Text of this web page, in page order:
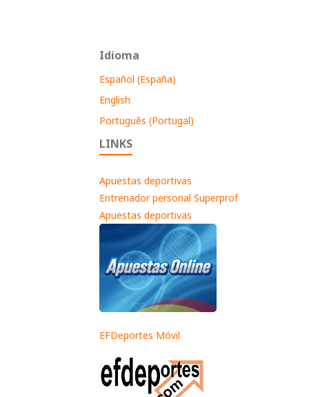
Idioma
Español (España)
English
Português (Portugal)
LINKS
Apuestas deportivas
Entrenador personal Superprof
Apuestas deportivas
EFDeportes Móvil